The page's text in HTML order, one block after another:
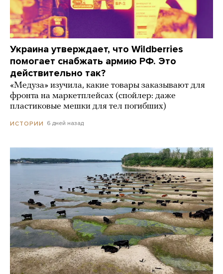
Украина утверждает, что Wildberries
помогает снабжать армию РФ. Это
действительно так?
«Медуза» изучила, какие товары заказывают для
фронта на маркетплейсах (спойлер: даже
пластиковые мешки для тел погибших)
ИСТОРИИ 6 дней назад